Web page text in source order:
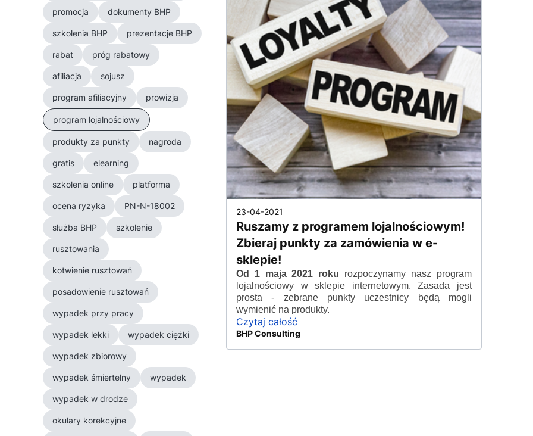
promocja dokumenty BHP
szkolenia BHP prezentacje BHP
rabat próg rabatowy
afiliacja sojusz
program afiliacyjny prowizja
program lojalnościowy
produkty za punkty nagroda
gratis elearning
szkolenia online platforma
ocena ryzyka PN-N-18002
służba BHP szkolenie
rusztowania
kotwienie rusztowań
posadowienie rusztowań
wypadek przy pracy
wypadek lekki wypadek ciężki
wypadek zbiorowy
wypadek śmiertelny wypadek
wypadek w drodze
okulary korekcyjne
23-04-2021
Ruszamy z programem lojalnościowym!
Zbieraj punkty za zamówienia w e-
sklepie!
Od 1 maja 2021 roku rozpoczynamy nasz program
lojalnościowy w sklepie internetowym. Zasada jest
prosta - zebrane punkty uczestnicy będą mogli
wymienić na produkty.
Czytaj całość
BHP Consulting